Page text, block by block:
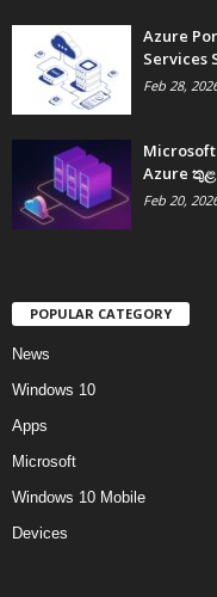
Azure
Services
Feb 28,
Azure
Feb 20,
POPULAR CATEGORY
News
Windows 10
Apps
Microsoft
Windows 10 Mobile
Devices